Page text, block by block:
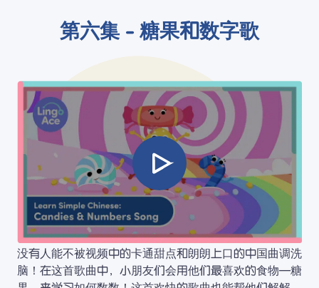
第六集 - 糖果和数字歌
没有人能不被视频中的卡通甜点和朗朗上口的中国曲调洗
脑！在这首歌曲中，小朋友们会用他们最喜欢的食物—糖